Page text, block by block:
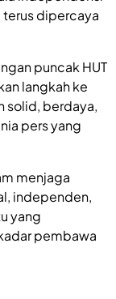
terus dipercaya
puncak HUT
langkah ke
solid, berdaya,
pers yang
menjaga
independen,
yang
pembawa